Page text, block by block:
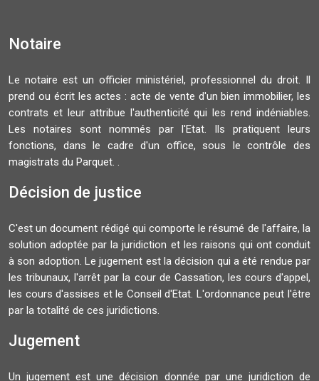
Notaire
Le notaire est un officier ministériel, professionnel du droit. Il
prend ou écrit les actes : acte de vente d'un bien immobilier, les
contrats et leur attribue l'authenticité qui les rend indéniables.
Les notaires sont nommés par l'Etat. Ils pratiquent leurs
fonctions, dans le cadre d'un office, sous le contrôle des
magistrats du Parquet. .
Décision de justice
C'est un document rédigé qui comporte le résumé de l'affaire, la
solution adoptée par la juridiction et les raisons qui ont conduit
à son adoption. Le jugement est la décision qui a été rendue par
les tribunaux, l'arrêt par la cour de Cassation, les cours d'appel,
les cours d'assises et le Conseil d'Etat. L'ordonnance peut l'être
par la totalité de ces juridictions.
Jugement
Un jugement est une décision donnée par une juridiction de